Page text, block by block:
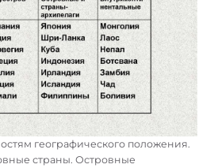
географического положения.
страны. Островные